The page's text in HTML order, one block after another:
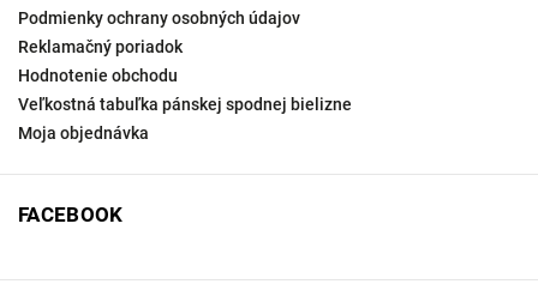
Podmienky ochrany osobných údajov
Reklamačný poriadok
Hodnotenie obchodu
Veľkostná tabuľka pánskej spodnej bielizne
Moja objednávka
FACEBOOK